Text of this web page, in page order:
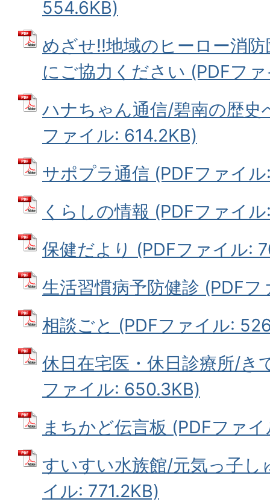
554.6KB)
めざせ!!地域のヒーロー消
にご協力ください (PDFフ
ハナちゃん通信/碧南の歴史
ファイル: 614.2KB)
サポプラ通信 (PDFファイ
くらしの情報 (PDFファイ
保健だより (PDFファイル:
生活習慣病予防健診 (PDF
相談ごと (PDFファイル:
休日在宅医・休日診療所/き
ファイル: 650.3KB)
まちかど伝言板 (PDFファ
すいすい水族館/元気っ子し
イル: 771.2KB)